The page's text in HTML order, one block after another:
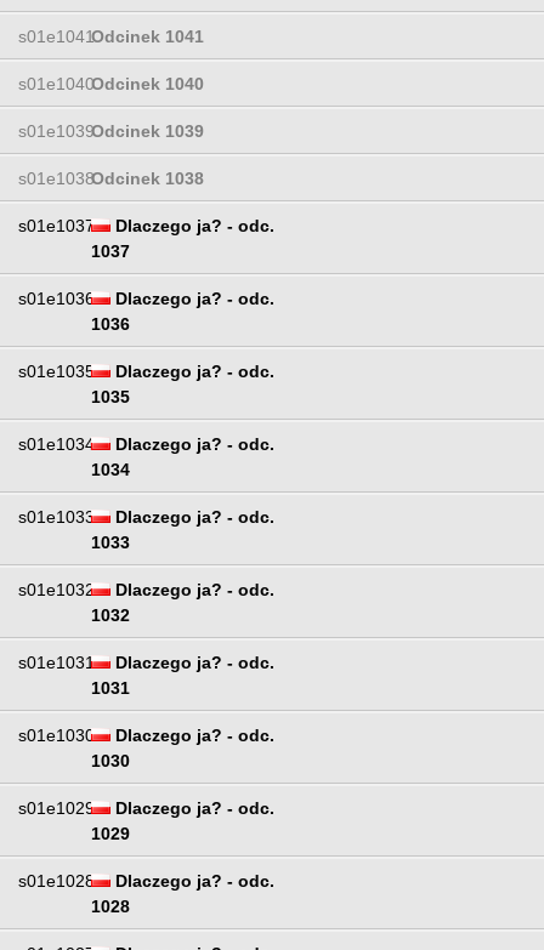
s01e1041Odcinek 1041
s01e1040Odcinek 1040
s01e1039Odcinek 1039
s01e1038Odcinek 1038
s01e1037
Dlaczego ja? - odc.
1037
s01e1036
Dlaczego ja? - odc.
1036
s01e1035
Dlaczego ja? - odc.
1035
s01e1034
Dlaczego ja? - odc.
1034
s01e1033
Dlaczego ja? - odc.
1033
s01e1032
Dlaczego ja? - odc.
1032
s01e1031
Dlaczego ja? - odc.
1031
s01e1030
Dlaczego ja? - odc.
1030
s01e1029
Dlaczego ja? - odc.
1029
s01e1028
Dlaczego ja? - odc.
1028